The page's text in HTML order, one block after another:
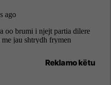
Reklamo këtu